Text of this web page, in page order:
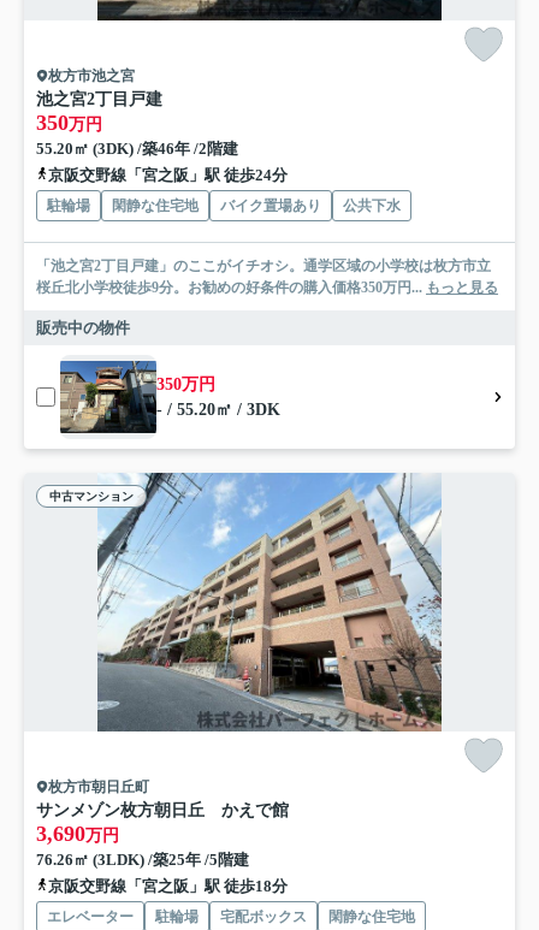
枚方市池之宮
池之宮2丁目戸建
350万円
55.20㎡ (3DK) /築46年 /2階建
京阪交野線「宮之阪」駅 徒歩24分
駐輪場 閑静な住宅地 バイク置場あり 公共下水
「池之宮2丁目戸建」のここがイチオシ。通学区域の小学校は枚方市立
桜丘北小学校徒歩9分。お勧めの好条件の購入価格350万円... もっと見る
販売中の物件
350万円
- / 55.20㎡ / 3DK
中古マンション
枚方市朝日丘町
サンメゾン枚方朝日丘 かえで館
3,690万円
76.26㎡ (3LDK) /築25年 /5階建
京阪交野線「宮之阪」駅 徒歩18分
エレベーター 駐輪場 宅配ボックス
閑静な住宅地